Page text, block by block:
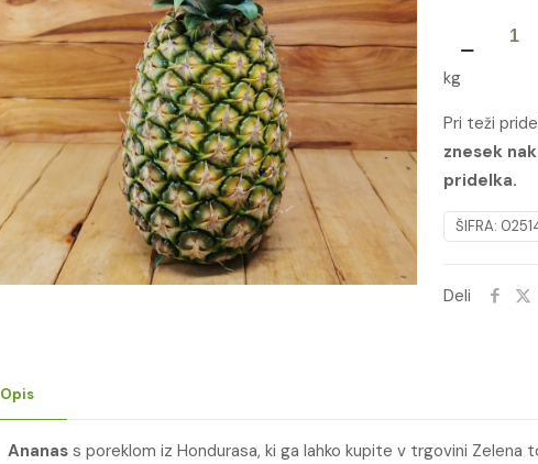
HON.
količina
kg
Pri teži
znesek
pridelka.
ŠIFRA:
Deli
Opis
Ananas s poreklom iz Hondurasa, ki ga lahko kupite v trgovini Zelena